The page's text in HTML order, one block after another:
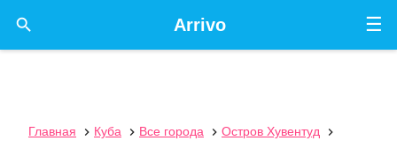
☰
Arrivo

Главная  Куба  Все города  Остров Хувентуд
